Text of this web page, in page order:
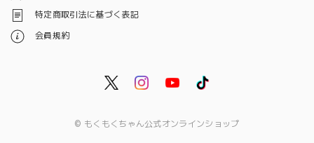
特定商取引法に基づく表記
会員規約
© もくもくちゃん公式オンラインショップ